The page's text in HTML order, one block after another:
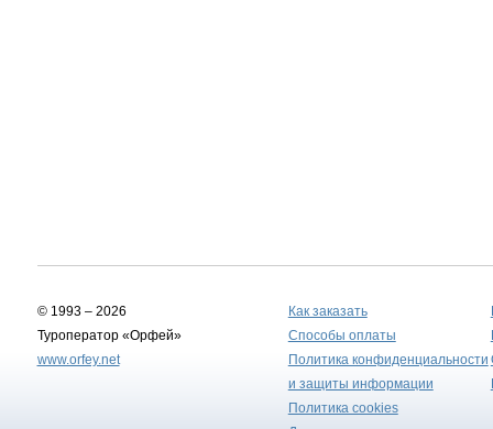
© 1993 – 2026
Туроператор «Орфей»
www.orfey.net
Как заказать
Способы оплаты
Политика конфиденциальности
и защиты информации
Политика cookies